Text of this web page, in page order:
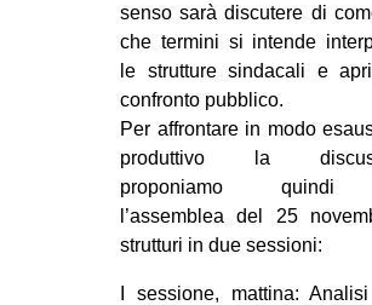
senso sarà discutere di
che termini si intende
le strutture sindacali e
confronto pubblico.
Per affrontare in modo
produttivo la
proponiamo quindi
l’assemblea del 25
strutturi in due sessioni:
I sessione, mattina: